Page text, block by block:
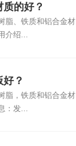
的好？
脂、铁质和铝合金材
介绍...
？
脂，铁质和铝合金材
：发...